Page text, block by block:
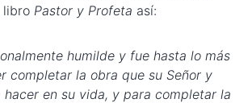
libro Pastor y Profeta así:
humilde y fue hasta lo más
completar la obra que su Señor y
hacer en su vida, y para completar la